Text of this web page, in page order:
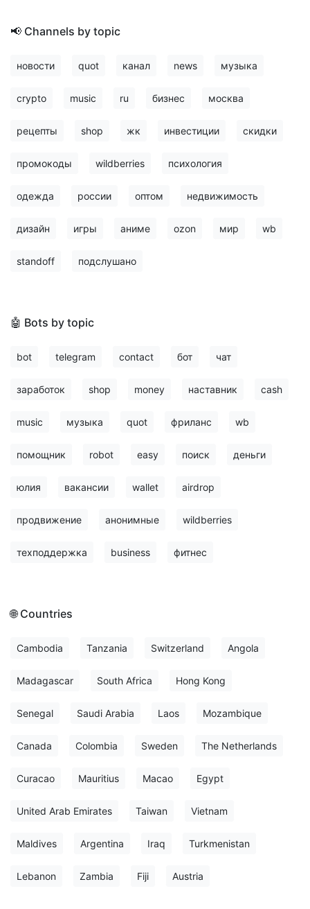
📢 Channels by topic
новости quot канал news музыка
crypto music ru бизнес москва
рецепты shop жк инвестиции скидки
промокоды wildberries психология
одежда россии оптом недвижимость
дизайн игры аниме ozon мир wb
standoff подслушано
🤖 Bots by topic
bot telegram contact бот чат
заработок shop money наставник cash
music музыка quot фриланс wb
помощник robot easy поиск деньги
юлия вакансии wallet airdrop
продвижение анонимные wildberries
техподдержка business фитнес
🌐 Countries
Cambodia Tanzania Switzerland Angola
Madagascar South Africa Hong Kong
Senegal Saudi Arabia Laos Mozambique
Canada Colombia Sweden The Netherlands
Curacao Mauritius Macao Egypt
United Arab Emirates Taiwan Vietnam
Maldives Argentina Iraq Turkmenistan
Lebanon Zambia Fiji Austria